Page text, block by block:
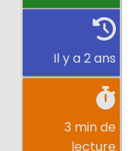
Il y a 2 ans
3 min de
lecture